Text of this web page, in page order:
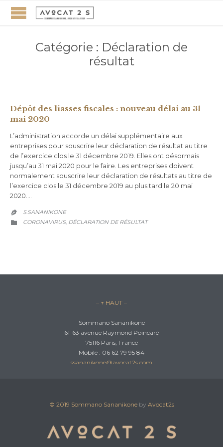
Catégorie : Déclaration de
résultat
Dépôt des liasses fiscales : nouveau délai au 31
mai 2020
L’administration accorde un délai supplémentaire aux
entreprises pour souscrire leur déclaration de résultat au titre
de l’exercice clos le 31 décembre 2019. Elles ont désormais
jusqu’au 31 mai 2020 pour le faire. Les entreprises doivent
normalement souscrire leur déclaration de résultats au titre de
l’exercice clos le 31 décembre 2019 au plus tard le 20 mai
2020….
 S.SANANIKONE
 CATEGORY
CORONAVIRUS, DÉCLARATION DE RÉSULTAT
– ↑ HAUT –
Sommano Sananikone
61-63 avenue Raymond Poincaré
75116 Paris, France
Mobile : 06 62 79 95 84
ssananikone@avocat2s.com
© 2019 Sommano Sananikoneby Avocat2s